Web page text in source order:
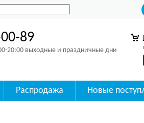
89
20:00 выходные и праздничные дни
Распродажа Новые